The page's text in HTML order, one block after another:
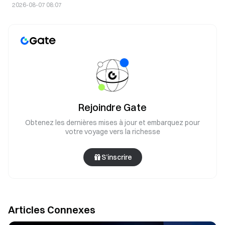
dispersé.
2026-08-07 08:07
Rejoindre Gate
Obtenez les dernières mises à jour et embarquez pour
votre voyage vers la richesse
S’inscrire
Articles Connexes